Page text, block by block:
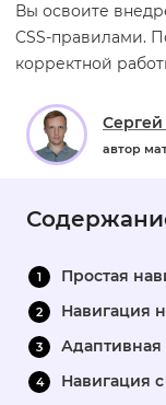
Вы освоите
CSS‑правилами.
корректной
автор
Простая
Навигация
Адаптивная
Навигация